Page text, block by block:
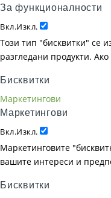
За функционалности
Вкл.Изкл.
Този тип "бисквитки" се
разгледани продукти.
Бисквитки
Маркетингови
Маркетингови
Вкл.Изкл.
Маркетинговите
вашите интереси и
Бисквитки